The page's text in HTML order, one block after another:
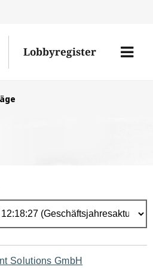
Lobbyregister
Menü
Solutions GmbH